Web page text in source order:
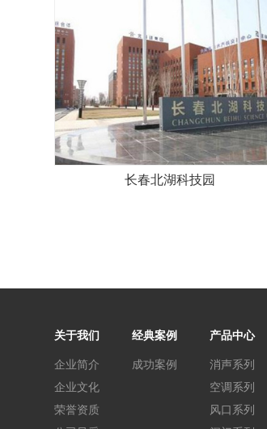
长春北湖科技园
关于我们
企业简介
企业文化
荣誉资质
经典案例
成功案例
产品中心
消声系列
空调系列
风口系列